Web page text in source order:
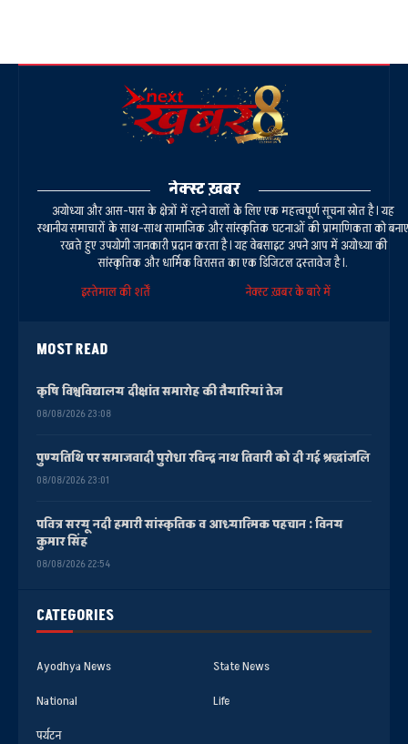
CATEGORIES
Ayodhya News
State News
National
Life
पर्यटन
नेक्स्ट ख़बर
अयोध्या और आस-पास के क्षेत्रों में रहने वालों के लिए एक महत्वपूर्ण सूचना स्रोत है। यह
स्थानीय समाचारों के साथ-साथ सामाजिक और सांस्कृतिक घटनाओं की प्रामाणिकता को बनाए
रखते हुए उपयोगी जानकारी प्रदान करता है। यह वेबसाइट अपने आप में अयोध्या की
सांस्कृतिक और धार्मिक विरासत का एक डिजिटल दस्तावेज है।.
इस्तेमाल की शर्तें
नेक्स्ट ख़बर के बारे में
MOST READ
कृषि विश्वविद्यालय दीक्षांत समारोह की तैयारियां तेज
08/08/2026 23:08
पुण्यतिथि पर समाजवादी पुरोधा रविन्द्र नाथ तिवारी को दी गई श्रद्धांजलि
08/08/2026 23:01
पवित्र सरयू नदी हमारी सांस्कृतिक व आध्यात्मिक पहचान : विनय
कुमार सिंह
08/08/2026 22:54